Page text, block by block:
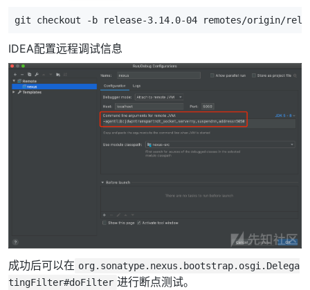
IDEA配置远程调试信息
成功后可以在 org.sonatype.nexus.bootstrap.osgi.Delega
tingFilter#doFilter 进行断点测试。